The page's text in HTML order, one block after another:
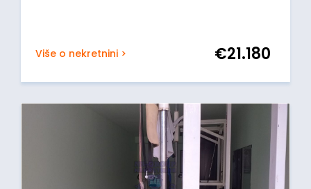
Više o nekretnini > €21.180